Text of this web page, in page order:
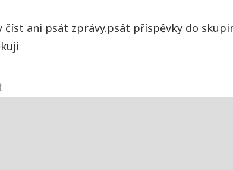
číst ani psát zprávy.psát příspěvky do